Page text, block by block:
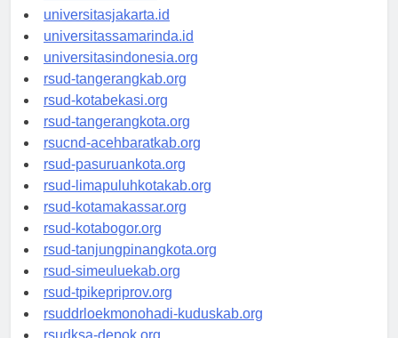
universitassalor.id
universitasjakarta.id
universitassamarinda.id
universitasindonesia.org
rsud-tangerangkab.org
rsud-kotabekasi.org
rsud-tangerangkota.org
rsucnd-acehbaratkab.org
rsud-pasuruankota.org
rsud-limapuluhkotakab.org
rsud-kotamakassar.org
rsud-kotabogor.org
rsud-tanjungpinangkota.org
rsud-simeuluekab.org
rsud-tpikepriprov.org
rsuddrloekmonohadi-kuduskab.org